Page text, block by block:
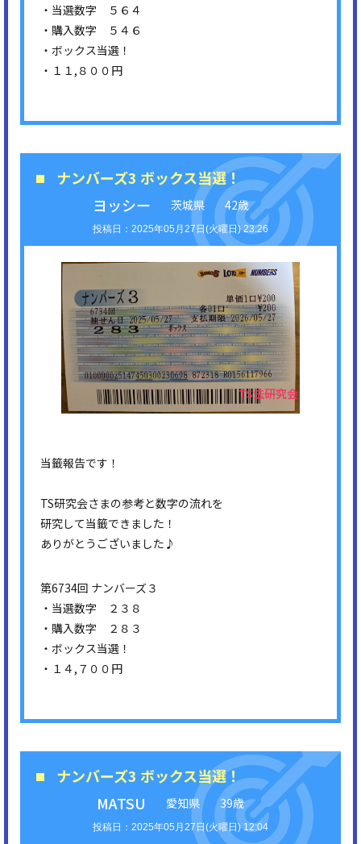
・当選数字 ５６４
・購入数字 ５４６
・ボックス当選！
・１１,８００円
ナンバーズ3 ボックス当選！
ヨッシー
茨城県 42歳
2025年05月27日(火曜日) 23:26
当籤報告です！
TS研究会さまの参考と数字の流れを
研究して当籤できました！
ありがとうございました♪
第6734回 ナンバーズ３
・当選数字 ２３８
・購入数字 ２８３
・ボックス当選！
・１４,７００円
ナンバーズ3 ボックス当選！
MATSU
愛知県 39歳
2025年05月27日(火曜日) 12:04